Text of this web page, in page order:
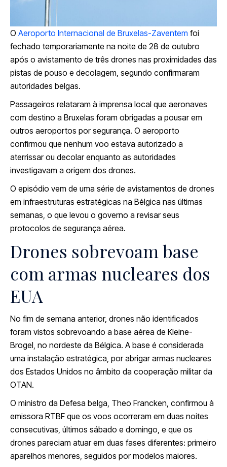
O Aeroporto Internacional de Bruxelas-Zaventem foi
fechado temporariamente na noite de 28 de outubro
após o avistamento de três drones nas proximidades das
pistas de pouso e decolagem, segundo confirmaram
autoridades belgas.
Passageiros relataram à imprensa local que aeronaves
com destino a Bruxelas foram obrigadas a pousar em
outros aeroportos por segurança. O aeroporto
confirmou que nenhum voo estava autorizado a
aterrissar ou decolar enquanto as autoridades
investigavam a origem dos drones.
O episódio vem de uma série de avistamentos de drones
em infraestruturas estratégicas na Bélgica nas últimas
semanas, o que levou o governo a revisar seus
protocolos de segurança aérea.
Drones sobrevoam base
com armas nucleares dos
EUA
No fim de semana anterior, drones não identificados
foram vistos sobrevoando a base aérea de Kleine-
Brogel, no nordeste da Bélgica. A base é considerada
uma instalação estratégica, por abrigar armas nucleares
dos Estados Unidos no âmbito da cooperação militar da
OTAN.
O ministro da Defesa belga, Theo Francken, confirmou à
emissora RTBF que os voos ocorreram em duas noites
consecutivas, últimos sábado e domingo, e que os
drones pareciam atuar em duas fases diferentes: primeiro
aparelhos menores, seguidos por modelos maiores.